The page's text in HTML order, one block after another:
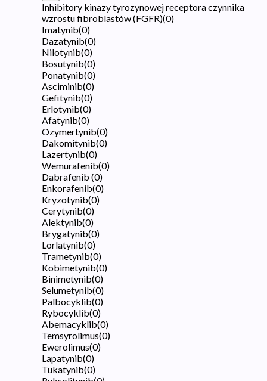
Inhibitory kinazy tyrozynowej receptora czynnika
wzrostu fibroblastów (FGFR)(0)
Imatynib(0)
Dazatynib(0)
Nilotynib(0)
Bosutynib(0)
Ponatynib(0)
Asciminib(0)
Gefitynib(0)
Erlotynib(0)
Afatynib(0)
Ozymertynib(0)
Dakomitynib(0)
Lazertynib(0)
Wemurafenib(0)
Dabrafenib (0)
Enkorafenib(0)
Kryzotynib(0)
Cerytynib(0)
Alektynib(0)
Brygatynib(0)
Lorlatynib(0)
Trametynib(0)
Kobimetynib(0)
Binimetynib(0)
Selumetynib(0)
Palbocyklib(0)
Rybocyklib(0)
Abemacyklib(0)
Temsyrolimus(0)
Ewerolimus(0)
Lapatynib(0)
Tukatynib(0)